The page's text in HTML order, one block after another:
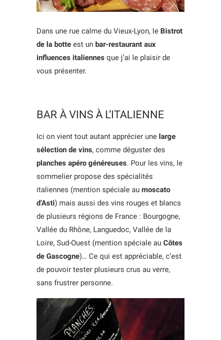
Dans une rue calme du Vieux-Lyon, le Bistrot
de la botte est un bar-restaurant aux
influences italiennes que j’ai le plaisir de
vous présenter.
BAR À VINS À L’ITALIENNE
Ici on vient tout autant apprécier une large
sélection de vins, comme déguster des
planches apéro généreuses. Pour les vins, le
sommelier propose des spécialités
italiennes (mention spéciale au moscato
d’Asti) mais aussi des vins rouges et blancs
de plusieurs régions de France : Bourgogne,
Vallée du Rhône, Languedoc, Vallée de la
Loire, Sud-Ouest (mention spéciale au Côtes
de Gascogne)… Ce qui est appréciable, c’est
de pouvoir tester plusieurs crus au verre,
sans frustrer personne.